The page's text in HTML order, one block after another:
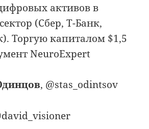
активов в
(Сбер, Т-Банк,
Торгую капиталом $1,5
NeuroExpert
, @stas_odintsov